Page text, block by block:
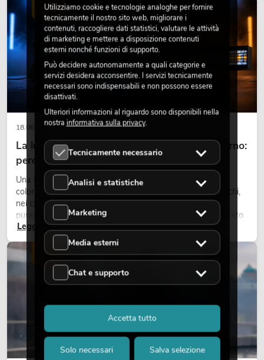
18.06.2026
La luce retrò nel design illuminotecnico moderno:
perché la luce calda torna ad avere successo
Una luce molto calda, superfici luminose visibili e accenti
colorati caratterizzano molti lighting design attuali su palchi,
nei club e negli eventi. La luce rétro non è un effetto
puramente nostalgico, ma uno strumento di design utilizzato
in modo consapevole: crea atmosfera, dona carattere alle
scene e può rendere più emozionali i setup LED tecnici.
Leggi ora
LUCE
LUCE
Utilizziamo cookie e tecnologie analoghe per fornire
tecnicamente il nostro sito web, migliorare i
contenuti, raccogliere dati statistici, valutare le attività
di marketing e mettere a disposizione contenuti
esterni nonché funzioni di supporto.
Può decidere autonomamente a quali categorie e
servizi desidera acconsentire. I servizi tecnicamente
necessari sono indispensabili e non possono essere
disattivati.
Ulteriori informazioni al riguardo sono disponibili nella
nostra informativa sulla privacy.
Tecnicamente necessario
Analisi e statistiche
Marketing
Media esterni
Chat e supporto
Solo necessari Salva selezione
Accetta tutto